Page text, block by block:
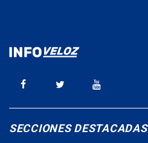
SECCIONES DESTACADAS